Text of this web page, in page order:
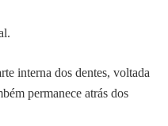
interna dos dentes, voltada
permanece atrás dos